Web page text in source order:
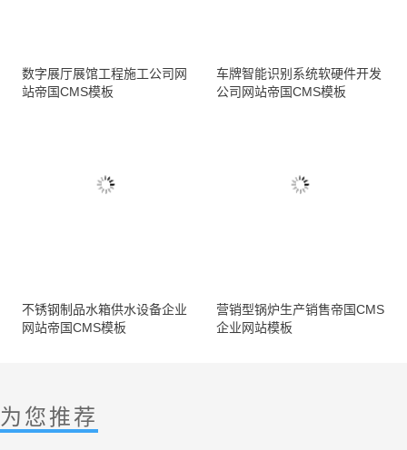
数字展厅展馆工程施工公司网
站帝国CMS模板
车牌智能识别系统软硬件开发
公司网站帝国CMS模板
不锈钢制品水箱供水设备企业
网站帝国CMS模板
营销型锅炉生产销售帝国CMS
企业网站模板
为您推荐